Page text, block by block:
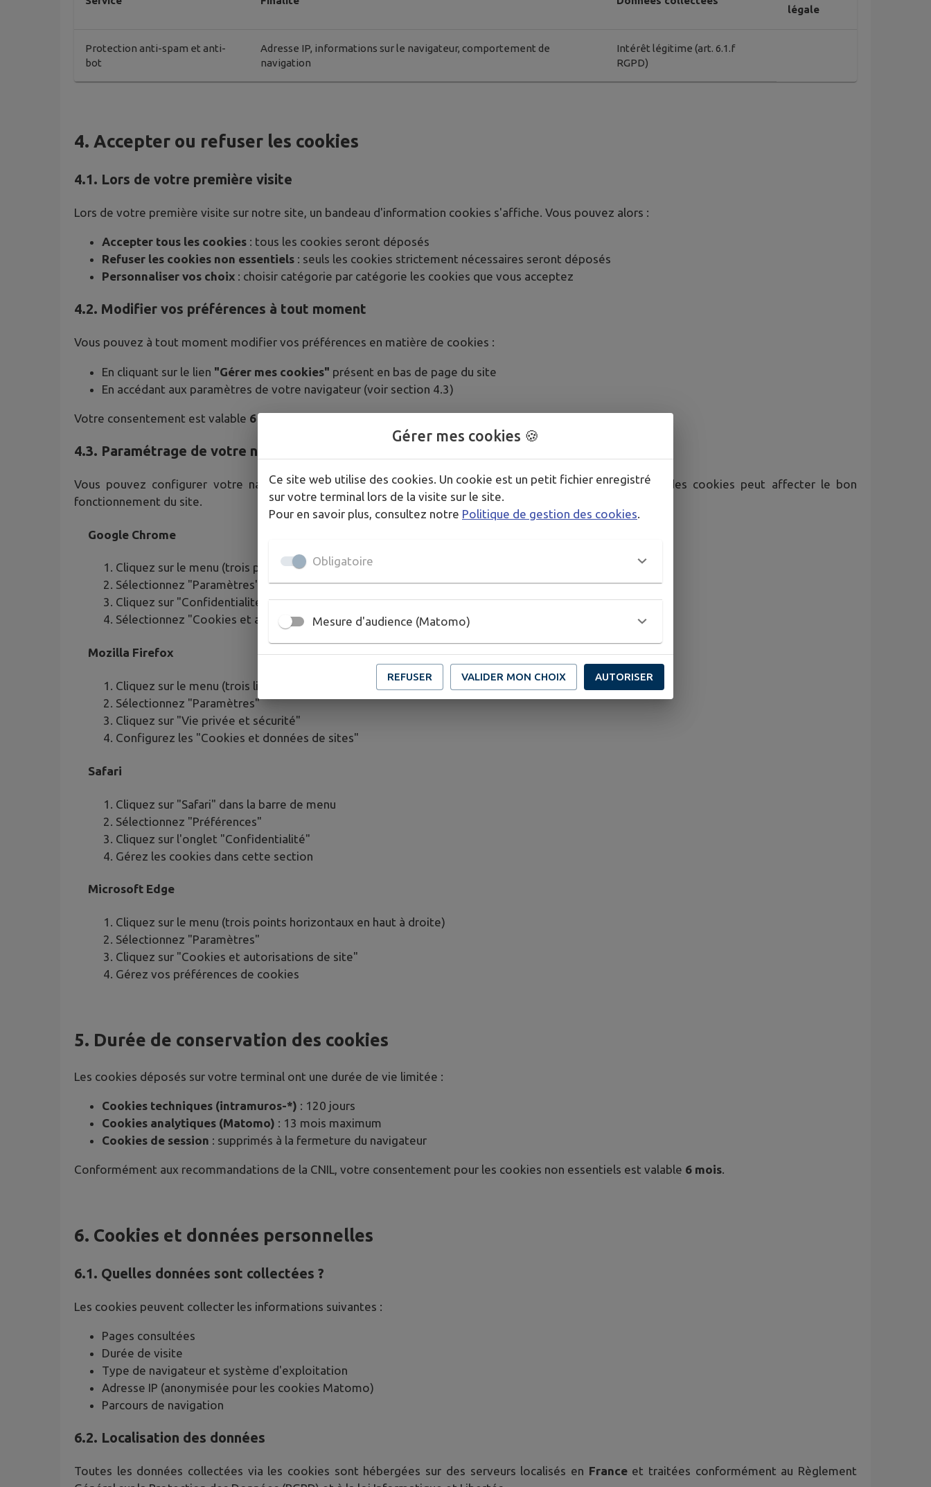
légale
Protection anti-spam et anti-
bot
Adresse IP, informations sur le navigateur, comportement de
navigation
Intérêt légitime (art. 6.1.f
RGPD)
4. Accepter ou refuser les cookies
4.1. Lors de votre première visite
Lors de votre première visite sur notre site, un bandeau d'information cookies s'affiche. Vous pouvez alors :
Accepter tous les cookies : tous les cookies seront déposés
Refuser les cookies non essentiels : seuls les cookies strictement nécessaires seront déposés
Personnaliser vos choix : choisir catégorie par catégorie les cookies que vous acceptez
4.2. Modifier vos préférences à tout moment
Vous pouvez à tout moment modifier vos préférences en matière de cookies :
En cliquant sur le lien "Gérer mes cookies" présent en bas de page du site
En accédant aux paramètres de votre navigateur (voir section 4.3)
Votre consentement est valable 6 mois maximum
4.3. Paramétrage de votre navigateur
Vous pouvez configurer votre navigateur internet pour refuser les cookies.Attention: la désactivation des cookies peut affecter le bon
fonctionnement du site.
Google Chrome
Cliquez sur le menu (trois points verticaux en haut à droite)
Sélectionnez "Paramètres"
Cliquez sur "Confidentialité et sécurité"
Sélectionnez "Cookies et autres données de sites"
Mozilla Firefox
Cliquez sur le menu (trois lignes horizontales en haut à droite)
Sélectionnez "Paramètres"
Cliquez sur "Vie privée et sécurité"
Configurez les "Cookies et données de sites"
Safari
Cliquez sur "Safari" dans la barre de menu
Sélectionnez "Préférences"
Cliquez sur l'onglet "Confidentialité"
Gérez les cookies dans cette section
Microsoft Edge
Cliquez sur le menu (trois points horizontaux en haut à droite)
Sélectionnez "Paramètres"
Cliquez sur "Cookies et autorisations de site"
Gérez vos préférences de cookies
5. Durée de conservation des cookies
Les cookies déposés sur votre terminal ont une durée de vie limitée :
Cookies techniques (intramuros-*) : 120 jours
Cookies analytiques (Matomo) : 13 mois maximum
Cookies de session : supprimés à la fermeture du navigateur
Conformément aux recommandations de la CNIL, votre consentement pour les cookies non essentiels est valable 6 mois.
6. Cookies et données personnelles
6.1. Quelles données sont collectées ?
Les cookies peuvent collecter les informations suivantes :
Pages consultées
Durée de visite
Type de navigateur et système d'exploitation
Adresse IP (anonymisée pour les cookies Matomo)
Parcours de navigation
6.2. Localisation des données
Toutes les données collectées via les cookies sont hébergées sur des serveurs localisés en Franceet traitées conformément au Règlement
Gérer mes cookies 🍪
Ce site web utilise des cookies. Un cookie est un petit fichier enregistré
sur votre terminal lors de la visite sur le site.
Pour en savoir plus, consultez notre Politique de gestion des cookies
Obligatoire
Mesure d'audience (Matomo)
REFUSER VALIDER MON CHOIX AUTORISER